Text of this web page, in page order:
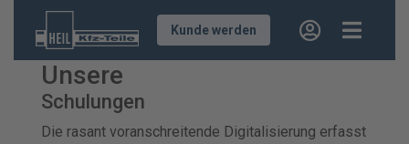
Kunde werden
Unsere
Schulungen
Die rasant voranschreitende Digitalisierung erfasst